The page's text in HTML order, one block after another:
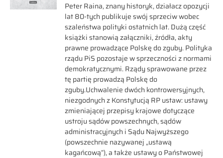
Peter Raina, znany historyk, działacz opozycji
lat 80-tych publikuje swój sprzeciw wobec
szaleństwa polityki ostatnich lat. Dużą część
książki stanowią załączniki, źródła, akty
prawne prowadzące Polskę do zguby. Polityka
rządu PiS pozostaje w sprzeczności z normami
demokratycznymi. Rządy sprawowane przez
tę partię prowadzą Polskę do
zguby.Uchwalenie dwóch kontrowersyjnych,
niezgodnych z Konstytucją RP ustaw: ustawy
zmieniającej przepisy krajowe dotyczące
ustroju sądów powszechnych, sądów
administracyjnych i Sądu Najwyższego
(powszechnie nazywanej „ustawą
kagańcową”), a także ustawy o Państwowej